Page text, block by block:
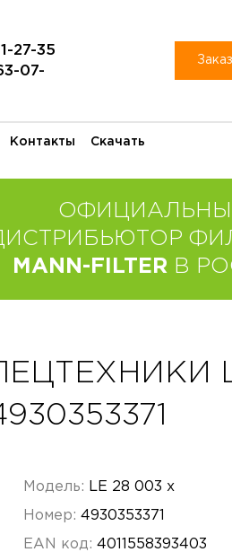
27-35
07-
Контакты
Скачать
MANN-FILTER В
Модель: LE 28 003 x
Номер: 4930353371
EAN код: 4011558393403